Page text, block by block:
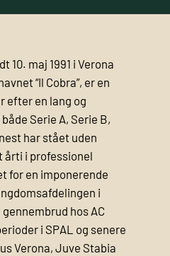
10. maj 1991 i Verona
“Il Cobra”, er en
efter en lang og
Serie A, Serie B,
har stået uden
årti i professionel
for en imponerende
i
hos AC
i SPAL og senere
Verona, Juve Stabia